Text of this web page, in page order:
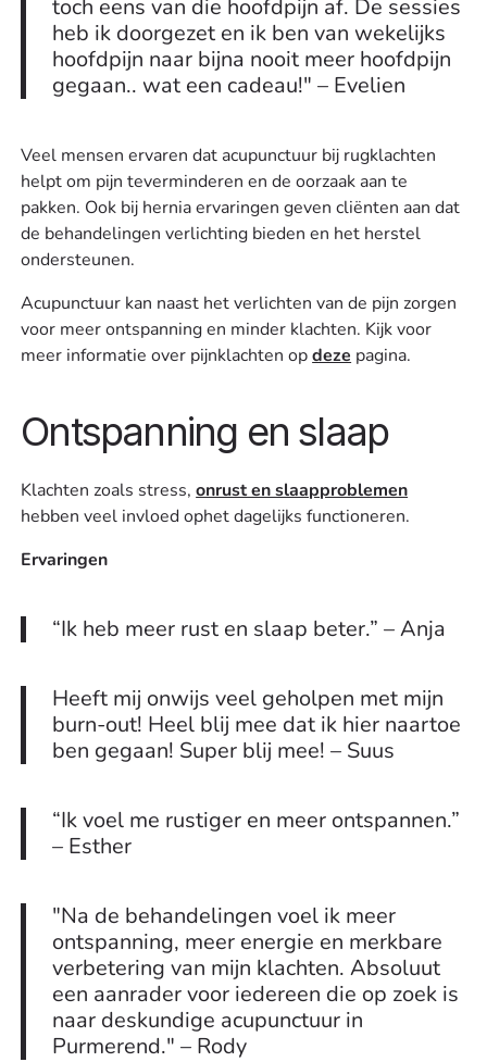
toch eens van die hoofdpijn af. De sessies
heb ik doorgezet en ik ben van wekelijks
hoofdpijn naar bijna nooit meer hoofdpijn
gegaan.. wat een cadeau!" – Evelien
Veel mensen ervaren dat acupunctuur bij rugklachten
helpt om pijn teverminderen en de oorzaak aan te
pakken. Ook bij hernia ervaringen geven cliënten aan dat
de behandelingen verlichting bieden en het herstel
ondersteunen.
Acupunctuur kan naast het verlichten van de pijn zorgen
voor meer ontspanning en minder klachten. Kijk voor
meer informatie over pijnklachten opdeze pagina.
Ontspanning en slaap
Klachten zoals stress,onrust en slaapproblemen
hebben veel invloed ophet dagelijks functioneren.
Ervaringen
“Ik heb meer rust en slaap beter.” – Anja
Heeft mij onwijs veel geholpen met mijn
burn-out! Heel blij mee dat ik hier naartoe
ben gegaan! Super blij mee! – Suus
“Ik voel me rustiger en meer ontspannen.”
– Esther
"Na de behandelingen voel ik meer
ontspanning, meer energie en merkbare
verbetering van mijn klachten. Absoluut
een aanrader voor iedereen die op zoek is
naar deskundige acupunctuur in
Purmerend." – Rody